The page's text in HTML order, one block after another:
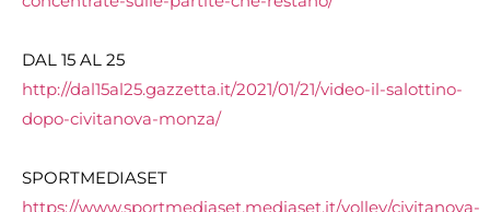
DAL 15 AL 25
http://dal15al25.gazzetta.it/2021/01/21/video-il-salottino-
dopo-civitanova-monza/
SPORTMEDIASET
https://www.sportmediaset.mediaset.it/volley/civitanova-